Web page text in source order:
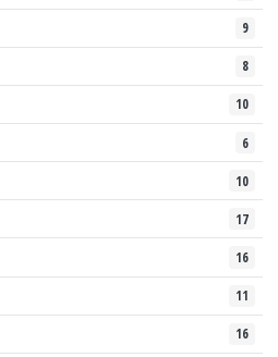
9
8
10
6
10
17
16
11
16